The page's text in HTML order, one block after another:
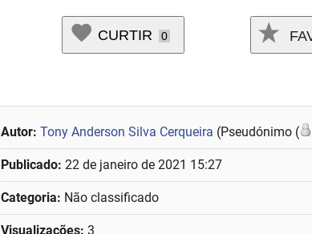
CURTIR 0
Autor:Tony Anderson Silva Cerqueira (Pseudónimo (
Publicado:22 de janeiro de 2021 15:27
Categoria: Não classificado
Visualizações: 3